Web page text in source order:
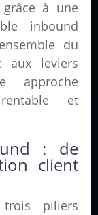
grâce à une
inbound
du
aux leviers
approche
et
: de
client
trois piliers